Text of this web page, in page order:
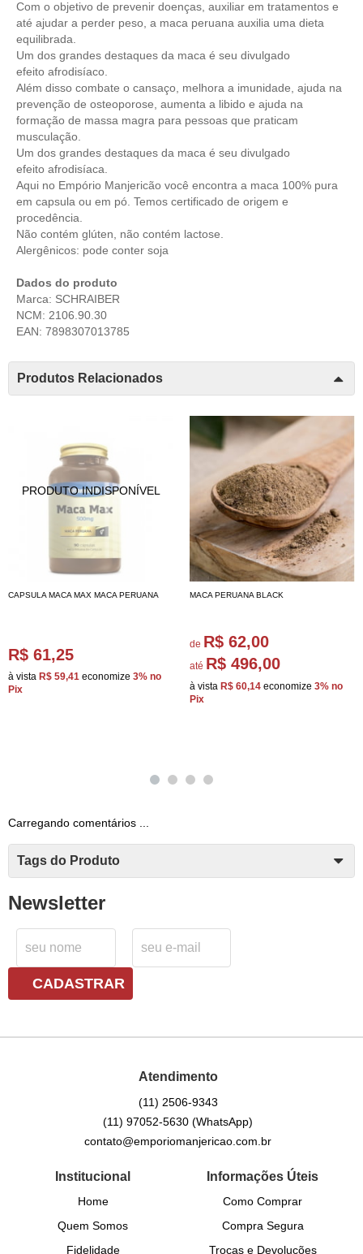
Com o objetivo de prevenir doenças, auxiliar em tratamentos e
até ajudar a perder peso, a maca peruana auxilia uma dieta
equilibrada.
Um dos grandes destaques da maca é seu divulgado
efeito afrodisíaco.
Além disso combate o cansaço, melhora a imunidade, ajuda na
prevenção de osteoporose, aumenta a libido e ajuda na
formação de massa magra para pessoas que praticam
musculação.
Um dos grandes destaques da maca é seu divulgado
efeito afrodisíaca.
Aqui no Empório Manjericão você encontra a maca 100% pura
em capsula ou em pó. Temos certificado de origem e
procedência.
Não contém glúten, não contém lactose.
Alergênicos: pode conter soja
Dados do produto
Marca: SCHRAIBER
NCM: 2106.90.30
EAN: 7898307013785
Produtos Relacionados
CAPSULA MACA MAX MACA PERUANA
R$ 61,25
à vista R$ 59,41 economize 3% no
Pix
MACA PERUANA BLACK
de R$ 62,00
até R$ 496,00
à vista R$ 60,14 economize 3% no
Pix
Carregando comentários ...
Tags do Produto
Newsletter
CADASTRAR
Atendimento
(11) 2506-9343
(11) 97052-5630(WhatsApp)
contato@emporiomanjericao.com.br
Institucional
Home
Quem Somos
Fidelidade
Informações Úteis
Como Comprar
Compra Segura
Trocas e Devoluções